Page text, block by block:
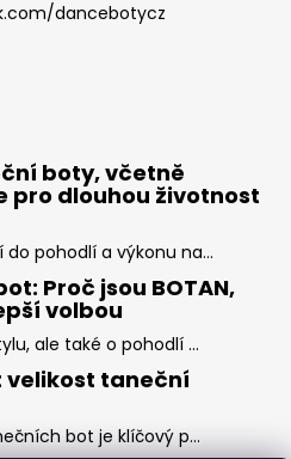
dancebotycz
boty, včetně
pro dlouhou životnost
pohodlí a výkonu na...
Proč jsou BOTAN,
volbou
ale také o pohodlí ...
taneční
bot je klíčový p...